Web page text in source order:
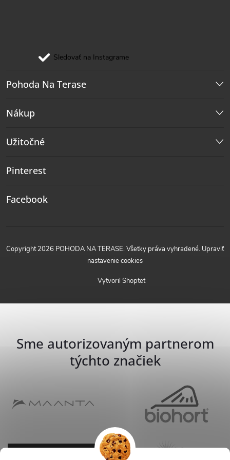
Sledovať na Instagrame
Pohoda Na Terase
Nákup
Užitočné
Pinterest
Facebook
Vytvoril Shoptet
Copyright 2026 POHODA NA TERASE. Všetky práva vyhradené. Upraviť
nastavenie cookies
Sme autorizovaným partnerom
týchto značiek